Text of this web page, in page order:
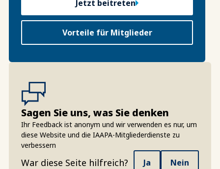
Jetzt beitreten
Vorteile für Mitglieder
Sagen Sie uns, was Sie denken
Ihr Feedback ist anonym und wir verwenden es nur, um
diese Website und die IAAPA-Mitgliederdienste zu
verbessern
War diese Seite hilfreich? Ja Nein